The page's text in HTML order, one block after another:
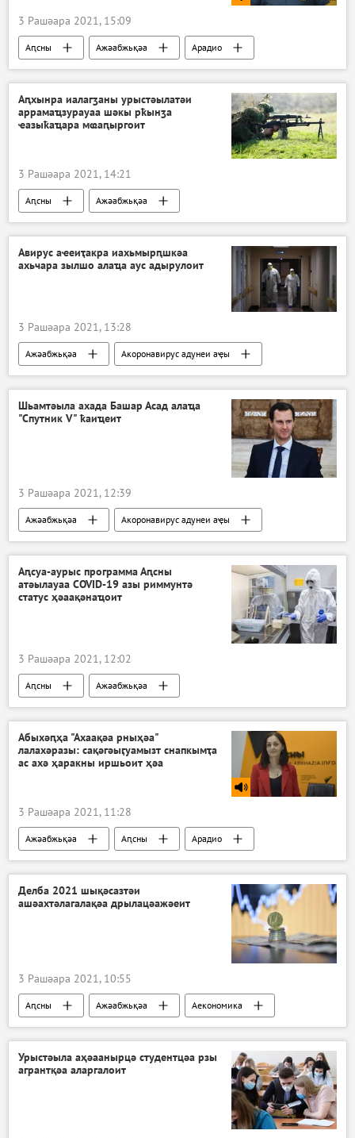
3 Рашәара 2021, 15:09
Аԥсны Ажәабжьқәа Арадио
Аԥхынра иалагӡаны урыстәылатәи
аррамаҵзурауаа шәкы рҟынӡа
ҽазыҟаҵара мҩаԥыргоит
3 Рашәара 2021, 14:21
Аԥсны Ажәабжьқәа
Авирус аҽеиҭакра иахьмырԥшкәа
ахьчара зылшо алаҵа аус адырулоит
3 Рашәара 2021, 13:28
Ажәабжьқәа Акоронавирус адунеи аҿы
Шьамтәыла ахада Башар Асад алаҵа
"Спутник V" ҟаиҵеит
3 Рашәара 2021, 12:39
Ажәабжьқәа Акоронавирус адунеи аҿы
Аԥсуа-аурыс программа Аԥсны
атәылауаа COVID-19 азы риммунтә
статус ҳәаақәнаҵоит
3 Рашәара 2021, 12:02
Аԥсны
Ажәабжьқәа
Акоронавирус адунеи аҿы
Абыхәԥҳа "Ахаақәа рныҳәа"
лалахәразы: сақәгәыӷуамызт снапкымҭа
ас ахә ҳаракны иршьоит ҳәа
3 Рашәара 2021, 11:28
Ажәабжьқәа Аԥсны Арадио
Делба 2021 шықәсазтәи
ашәахтәлагалақәа дрылацәажәеит
3 Рашәара 2021, 10:55
Аԥсны Ажәабжьқәа Аекономика
Урыстәыла аҳәаанырцә студентцәа рзы
агрантқәа аларгалоит